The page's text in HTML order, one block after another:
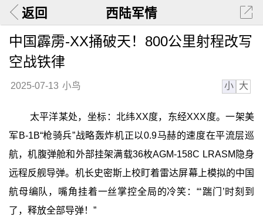
返回 西陆军情
中国霹雳-XX捅破天！800公里射程改写
空战铁律
2025-07-13 小鸟 小 大
太平洋某处，坐标：北纬XX度，东经XXX度。一架美
军B-1B“枪骑兵”战略轰炸机正以0.9马赫的速度在平流层巡
航，机腹弹舱和外部挂架满载36枚AGM-158C LRASM隐身
远程反舰导弹。机长史密斯上校盯着雷达屏幕上模拟的中国
航母编队，嘴角挂着一丝掌控全局的冷笑：“‘踹门’时刻到
了，释放全部导弹！”